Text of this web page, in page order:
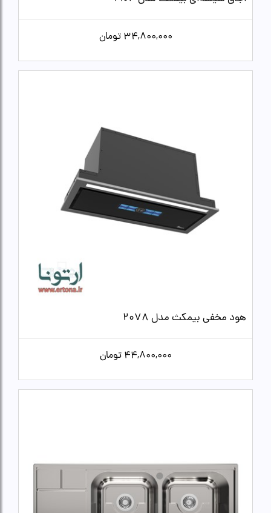
34,800,000 تومان
هود مخفی بیمکث مدل 2078
44,800,000 تومان